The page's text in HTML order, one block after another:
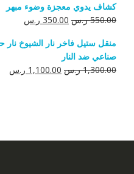
هو:
680.00 ر.س.
هو:
500.00 ر.س.
كشاف يدوي معجزة وضوء مبهر
550.00 ر.س السعر
هو:
550.00 ر.س.
350.00 ر.سالسعر
هو:
منقل ستيل فاخر نار الشيوخ
صناعي ضد النار
1,300.00 ر.س السعر
1,100.00 ر.س